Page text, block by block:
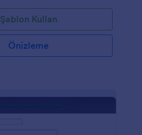
Şablon Kullan
Önizleme